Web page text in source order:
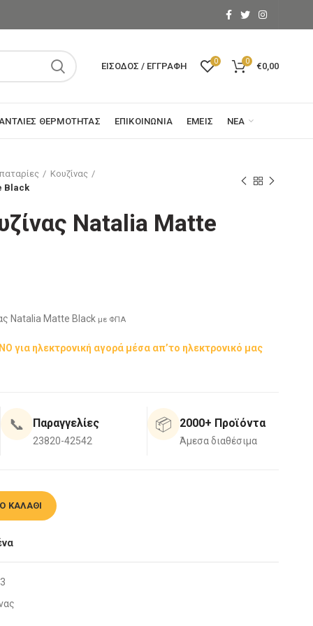
ΕΊΣΟΔΟΣ / ΕΓΓΡΑΦΉ 0 0 €0,00
ΘΕΡΜΌΤΗΤΑΣ ΕΠΙΚΟΙΝΩΝΊΑ ΕΜΕΊΣ ΝΈΑ
Κουζίνας
Black
Natalia Matte
Νatalia Matte Black με ΦΠΑ
για ηλεκτρονική αγορά μέσα απ’το ηλεκτρονικό μας
📞 Παραγγελίες
23820-42542
📦 2000+ Προϊόντα
Άμεσα διαθέσιμα
ποσότητα
ΚΑΛΆΘΙ